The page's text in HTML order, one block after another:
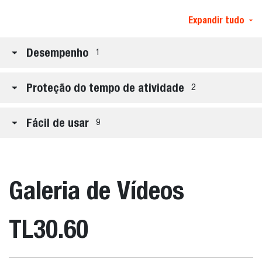
Expandir tudo
Desempenho 1
Proteção do tempo de atividade 2
Fácil de usar 9
Galeria de Vídeos
TL30.60